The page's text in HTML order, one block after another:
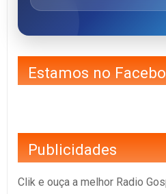
Estamos no
Publicidades
Clik e ouça a melhor Radio